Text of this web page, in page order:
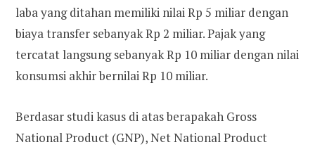
laba yang ditahan memiliki nilai Rp 5 miliar dengan
biaya transfer sebanyak Rp 2 miliar. Pajak yang
tercatat langsung sebanyak Rp 10 miliar dengan nilai
konsumsi akhir bernilai Rp 10 miliar.
Berdasar studi kasus di atas berapakah Gross
National Product (GNP), Net National Product